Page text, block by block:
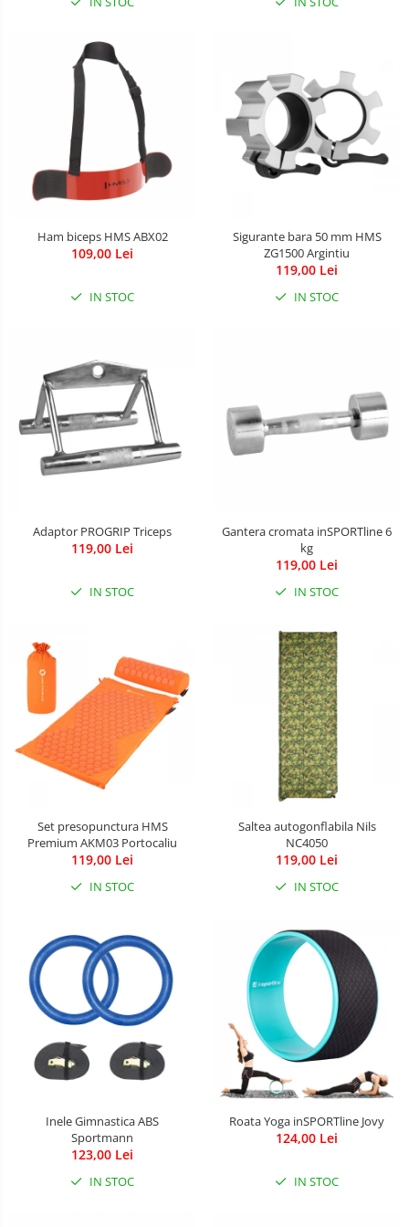
Carusele patut
Lampi de veghe
Mobilier Birou
Saltele de infasat
Ham biceps HMS ABX02
109,00 Lei
IN STOC
Sigurante bara 50 mm HMS
ZG1500 Argintiu
119,00 Lei
IN STOC
Adaptor PROGRIP Triceps
119,00 Lei
IN STOC
Gantera cromata inSPORTline 6
kg
119,00 Lei
IN STOC
Set presopunctura HMS
Premium AKM03 Portocaliu
119,00 Lei
IN STOC
Saltea autogonflabila Nils
NC4050
119,00 Lei
IN STOC
Inele Gimnastica ABS
Sportmann
123,00 Lei
IN STOC
Roata Yoga inSPORTline Jovy
124,00 Lei
IN STOC